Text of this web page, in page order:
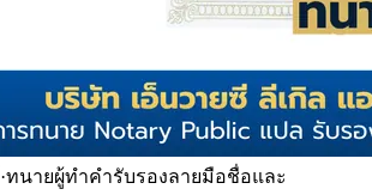
·ทนายผู้ทำคำรับรองลายมือชื่อและ